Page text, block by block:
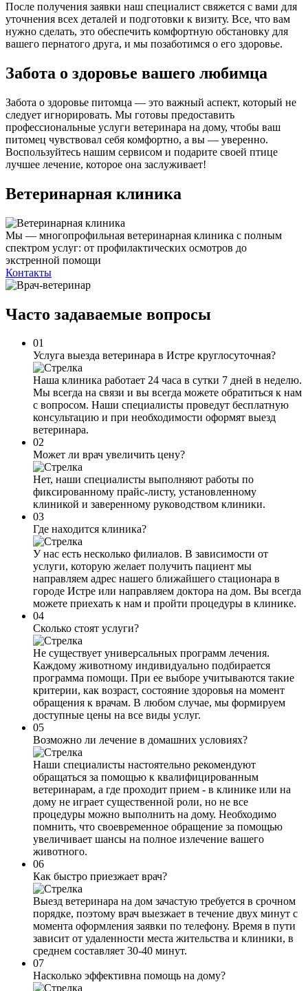
После получения заявки наш специалист свяжется с вами для
уточнения всех деталей и подготовки к визиту. Все, что вам
нужно сделать, это обеспечить комфортную обстановку для
вашего пернатого друга, и мы позаботимся о его здоровье.
Забота о здоровье вашего любимца
Забота о здоровье питомца — это важный аспект, который не
следует игнорировать. Мы готовы предоставить
профессиональные услуги ветеринара на дому, чтобы ваш
питомец чувствовал себя комфортно, а вы — уверенно.
Воспользуйтесь нашим сервисом и подарите своей птице
лучшее лечение, которое она заслуживает!
Ветеринарная клиника
Мы — многопрофильная ветеринарная клиника с полным
спектром услуг: от профилактических осмотров до
экстренной помощи
Контакты
Часто задаваемые вопросы
01
Услуга выезда ветеринара в Истре круглосуточная?
Наша клиника работает 24 часа в сутки 7 дней в неделю.
Мы всегда на связи и вы всегда можете обратиться к нам
с вопросом. Наши специалисты проведут бесплатную
консультацию и при необходимости оформят выезд
ветеринара.
02
Может ли врач увеличить цену?
Нет, наши специалисты выполняют работы по
фиксированному прайс-листу, установленному
клиникой и заверенному руководством клиники.
03
Где находится клиника?
У нас есть несколько филиалов. В зависимости от
услуги, которую желает получить пациент мы
направляем адрес нашего ближайшего стационара в
городе Истре или направляем доктора на дом. Вы всегда
можете приехать к нам и пройти процедуры в клинике.
04
Сколько стоят услуги?
Не существует универсальных программ лечения.
Каждому животному индивидуально подбирается
программа помощи. При ее выборе учитываются такие
критерии, как возраст, состояние здоровья на момент
обращения к врачам. В любом случае, мы формируем
доступные цены на все виды услуг.
05
Возможно ли лечение в домашних условиях?
Наши специалисты настоятельно рекомендуют
обращаться за помощью к квалифицированным
ветеринарам, а где проходит прием - в клинике или на
дому не играет существенной роли, но не все
процедуры можно выполнить на дому. Необходимо
помнить, что своевременное обращение за помощью
увеличивает шансы на полное излечение вашего
животного.
06
Как быстро приезжает врач?
Выезд ветеринара на дом зачастую требуется в срочном
порядке, поэтому врач выезжает в течение двух минут с
момента оформления заявки по телефону. Время в пути
зависит от удаленности места жительства и клиники, в
среднем составляет 30-40 минут.
07
Насколько эффективна помощь на дому?